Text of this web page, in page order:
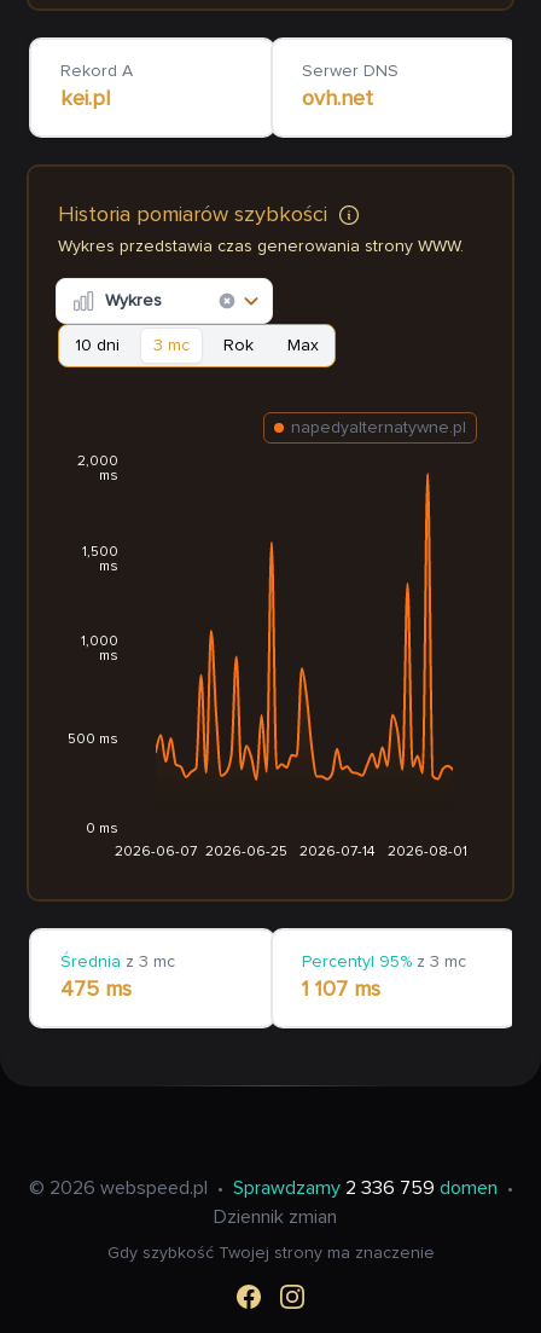
Rekord A
kei.pl
Serwer DNS
ovh.net
Historia pomiarów szybkości
Wykres przedstawia czas generowania strony WWW.
Wykres
10 dni 3 mc Rok Max
2026-06-07 2026-06-25 2026-07-14 2026-08-01
0 ms
500 ms
1,000
ms
1,500
ms
2,000
ms
napedyalternatywne.pl
Średnia z 3 mc
475 ms
Percentyl 95% z 3 mc
1 107 ms
© 2026 webspeed.pl • Sprawdzamy 2 336 759 domen
•
Dziennik zmian
Gdy szybkość Twojej strony ma znaczenie